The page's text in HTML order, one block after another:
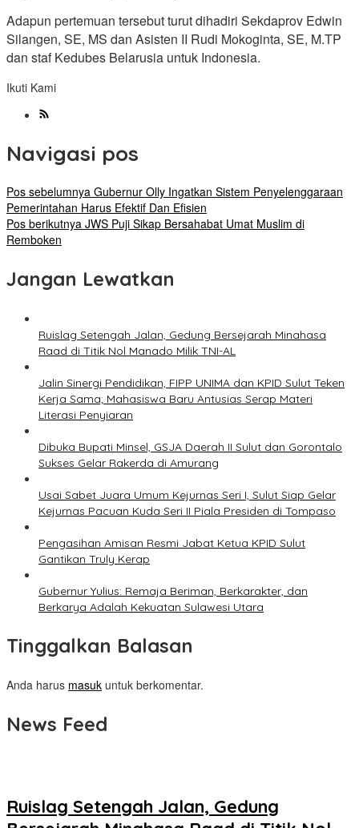
Adapun pertemuan tersebut turut dihadiri Sekdaprov Edwin
Silangen, SE, MS dan Asisten II Rudi Mokoginta, SE, M.TP
dan staf Kedubes Belarusia untuk Indonesia.
Ikuti Kami
Navigasi pos
Pos sebelumnya Gubernur Olly Ingatkan Sistem Penyelenggaraan
Pemerintahan Harus Efektif Dan Efisien
Pos berikutnya JWS Puji Sikap Bersahabat Umat Muslim di
Remboken
Jangan Lewatkan
Ruislag Setengah Jalan, Gedung Bersejarah Minahasa
Raad di Titik Nol Manado Milik TNI-AL
Jalin Sinergi Pendidikan, FIPP UNIMA dan KPID Sulut Teken
Kerja Sama; Mahasiswa Baru Antusias Serap Materi
Literasi Penyiaran
Dibuka Bupati Minsel, GSJA Daerah II Sulut dan Gorontalo
Sukses Gelar Rakerda di Amurang
Usai Sabet Juara Umum Kejurnas Seri I, Sulut Siap Gelar
Kejurnas Pacuan Kuda Seri II Piala Presiden di Tompaso
Pengasihan Amisan Resmi Jabat Ketua KPID Sulut
Gantikan Truly Kerap
Gubernur Yulius: Remaja Beriman, Berkarakter, dan
Berkarya Adalah Kekuatan Sulawesi Utara
Tinggalkan Balasan
Anda harus masuk untuk berkomentar.
News Feed
Ruislag Setengah Jalan, Gedung